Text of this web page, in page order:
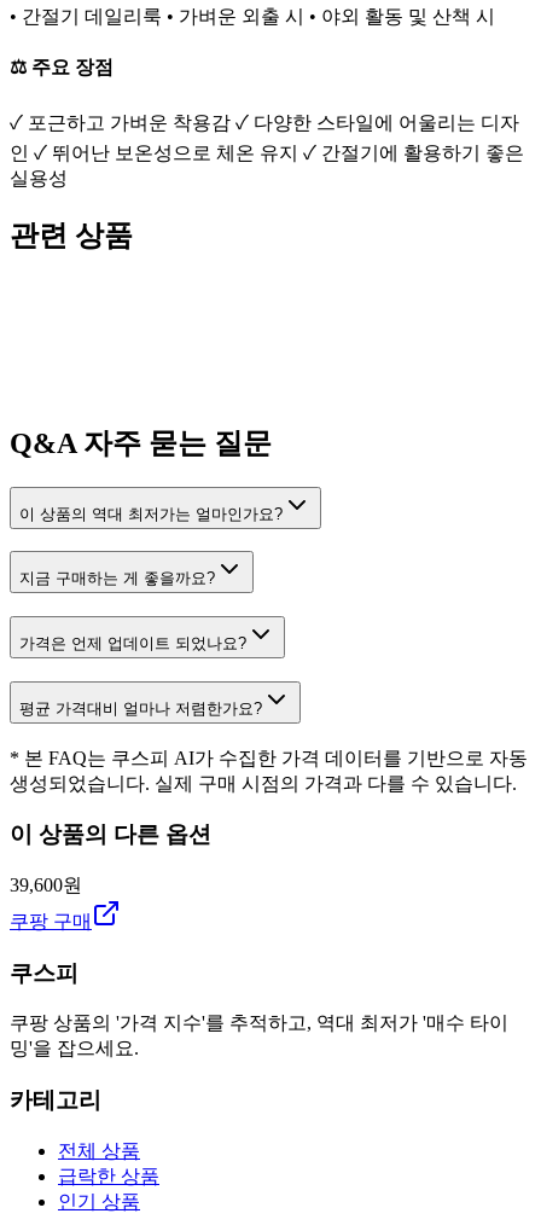
• 간절기 데일리룩 • 가벼운 외출 시 • 야외 활동 및 산책 시
⚖️ 주요 장점
✓ 포근하고 가벼운 착용감 ✓ 다양한 스타일에 어울리는 디자
인 ✓ 뛰어난 보온성으로 체온 유지 ✓ 간절기에 활용하기 좋은
실용성
관련 상품
Q&A 자주 묻는 질문
이 상품의 역대 최저가는 얼마인가요?
지금 구매하는 게 좋을까요?
가격은 언제 업데이트 되었나요?
평균 가격대비 얼마나 저렴한가요?
* 본 FAQ는 쿠스피 AI가 수집한 가격 데이터를 기반으로 자동
생성되었습니다. 실제 구매 시점의 가격과 다를 수 있습니다.
이 상품의 다른 옵션
39,600원
쿠팡 구매
쿠스피
쿠팡 상품의 '가격 지수'를 추적하고, 역대 최저가 '매수 타이
밍'을 잡으세요.
카테고리
전체 상품
급락한 상품
인기 상품